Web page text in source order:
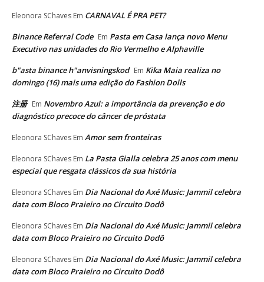
Eleonora SChaves Em CARNAVAL É PRA PET?
Binance Referral Code Em Pasta em Casa lança novo Menu
Executivo nas unidades do Rio Vermelho e Alphaville
b"asta binance h"anvisningskod Em Kika Maia realiza no
domingo (16) mais uma edição do Fashion Dolls
注册 Em Novembro Azul: a importância da prevenção e do
diagnóstico precoce do câncer de próstata
Eleonora SChaves Em Amor sem fronteiras
Eleonora SChaves Em La Pasta Gialla celebra 25 anos com menu
especial que resgata clássicos da sua história
Eleonora SChaves Em Dia Nacional do Axé Music: Jammil celebra
data com Bloco Praieiro no Circuito Dodô
Eleonora SChaves Em Dia Nacional do Axé Music: Jammil celebra
data com Bloco Praieiro no Circuito Dodô
Eleonora SChaves Em Dia Nacional do Axé Music: Jammil celebra
data com Bloco Praieiro no Circuito Dodô